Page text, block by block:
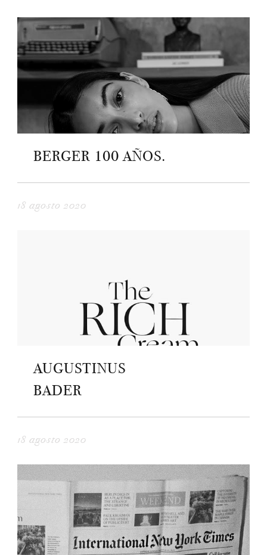
BERGER 100 AÑOS.
18 agosto 2020
AUGUSTINUS
BADER
18 agosto 2020